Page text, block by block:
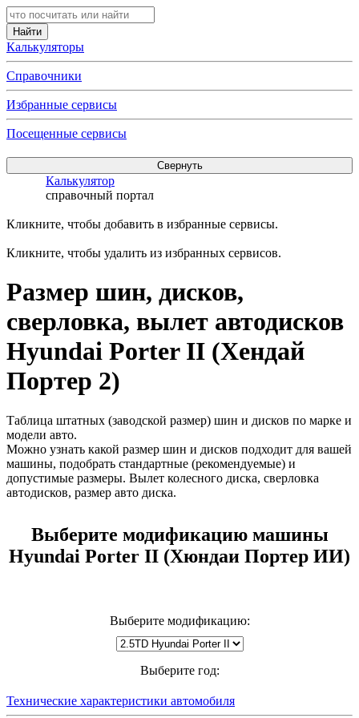
Калькуляторы
Справочники
Избранные сервисы
Посещенные сервисы
Калькулятор
справочный портал
Кликните, чтобы добавить в избранные сервисы.
Кликните, чтобы удалить из избранных сервисов.
Размер шин, дисков,
сверловка, вылет автодисков
Hyundai Porter II (Хендай
Портер 2)
Таблица штатных (заводской размер) шин и дисков по марке и
модели авто.
Можно узнать какой размер шин и дисков подходит для вашей
машины, подобрать стандартные (рекомендуемые) и
допустимые размеры. Вылет колесного диска, сверловка
автодисков, размер авто диска.
Выберите модификацию машины
Hyundai Porter II (Хюндаи Портер ИИ)
Выберите модификацию:
Выберите год:
Технические характеристики автомобиля